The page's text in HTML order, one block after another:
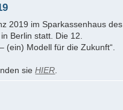
2019 im Sparkassenhaus des
Berlin statt. Die 12.
(ein) Modell für die Zukunft“.
sieHIER